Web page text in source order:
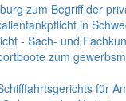
zum Begriff der
in
- Sach- und
zum
für